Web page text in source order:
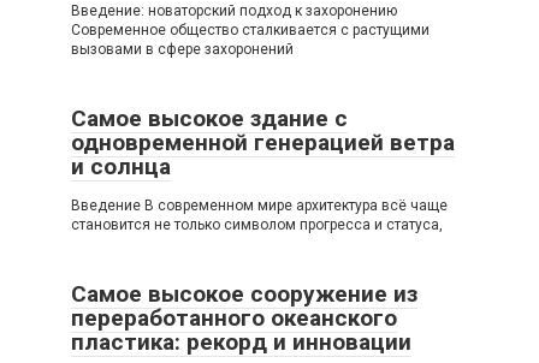
Введение: новаторский подход к захоронению
Современное общество сталкивается с растущими
вызовами в сфере захоронений
Самое высокое здание с
одновременной генерацией ветра
и солнца
Введение В современном мире архитектура всё чаще
становится не только символом прогресса и статуса,
Самое высокое сооружение из
переработанного океанского
пластика: рекорд и инновации